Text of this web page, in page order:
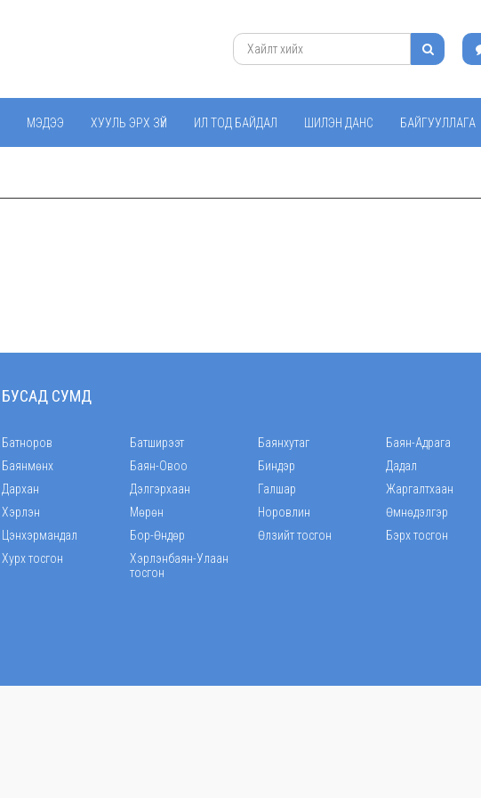
МЭДЭЭ ХУУЛЬ ЭРХ ЗҮЙ ИЛ ТОД БАЙДАЛ ШИЛЭН ДАНС БАЙГУУЛЛАГА
БУСАД СУМД
Батноров Батширээт Баянхутаг
Баян-Адрага
Баянмөнх
Баян-Овоо Биндэр
Дадал
Дархан
Дэлгэрхаан Галшар
Жаргалтхаан
Хэрлэн
Мөрөн Норовлин
Өмнөдэлгэр
Цэнхэрмандал
Бор-Өндөр Өлзийт тосгон
Бэрх тосгон
Хурх тосгон
Хэрлэнбаян-Улаан
тосгон